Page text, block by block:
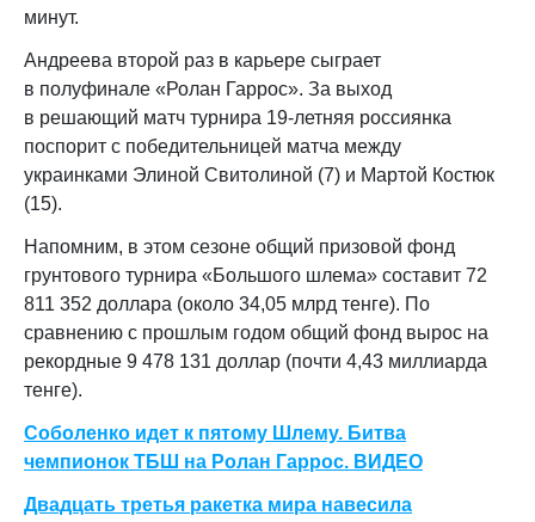
минут.
Андреева второй раз в карьере сыграет
в полуфинале «Ролан Гаррос». За выход
в решающий матч турнира 19‑летняя россиянка
поспорит с победительницей матча между
украинками Элиной Свитолиной (7) и Мартой Костюк
(15).
Напомним, в этом сезоне общий призовой фонд
грунтового турнира «Большого шлема» составит 72
811 352 доллара (около 34,05 млрд тенге). По
сравнению с прошлым годом общий фонд вырос на
рекордные 9 478 131 доллар (почти 4,43 миллиарда
тенге).
Соболенко идет к пятому Шлему. Битва
чемпионок ТБШ на Ролан Гаррос. ВИДЕО
Двадцать третья ракетка мира навесила